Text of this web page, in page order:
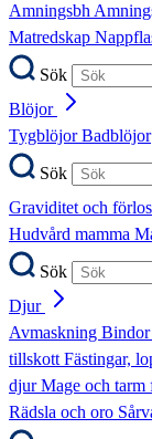
Amningsbh
Matredskap
Sök
Blöjor
TygblöjorBadblöjor
Sök
Graviditet och
Hudvård mamma
Sök
Djur
Avmaskning
tillskottFästingar,
djurMage och
Rädsla och oro